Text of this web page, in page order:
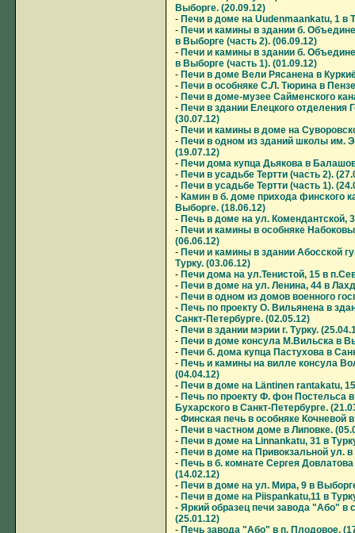
Выборге. (20.09.12)
- Печи в доме на Uudenmaankatu, 1 в
- Печи и камины в здании б.
в Выборге (часть 2). (06.09.12)
- Печи и камины в здании б.
в Выборге (часть 1). (01.09.12)
- Печи в доме Вели Рясанена в
- Печи в особняке С.Л. Тюрина в
- Печи в доме-музее Сайменского
- Печи в здании Елецкого отделения
(30.07.12)
- Печи и камины в доме на
- Печи в одном из зданий школы им.
(19.07.12)
- Печи дома купца Дьякова в
- Печи в усадьбе Тертти (часть 2).
- Печи в усадьбе Тертти (часть 1).
- Камин в б. доме прихода финского
Выборге. (18.06.12)
- Печь в доме на ул. Комендантской,
- Печи и камины в особняке
(06.06.12)
- Печи и камины в здании Абосской
Турку. (03.06.12)
- Печи дома на ул.Тенистой, 15 в
- Печи в доме на ул. Ленина, 44 в
- Печи в одном из домов военного
- Печь по проекту О. Вильянена в
Санкт-Петербурге. (02.05.12)
- Печи в здании мэрии г. Турку.
- Печи в доме консула М.Вильска в
- Печи б. дома купца Пастухова в
- Печь и камины на вилле консула
(04.04.12)
- Печи в доме на Läntinen rantakatu,
- Печь по проекту Ф. фон Постельса
Бухарского в Санкт-Петербурге.
- Финская печь в особняке Кочневой
- Печи в частном доме в Липовке.
- Печи в доме на Linnankatu, 31 в
- Печи в доме на Привокзальной ул. в
- Печь в б. комнате Сергея
(14.02.12)
- Печи в доме на ул. Мира, 9 в
- Печи в доме на Piispankatu,11 в
- Яркий образец печи завода "Або" в
(25.01.12)
- Печь завода "Або" в п. Плодовое.